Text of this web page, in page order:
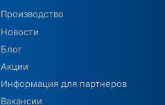
Производство
Новости
Блог
Акции
Информация для партнеров
Вакансии